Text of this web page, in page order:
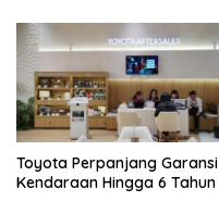
Toyota Perpanjang Garansi
Kendaraan Hingga 6 Tahun